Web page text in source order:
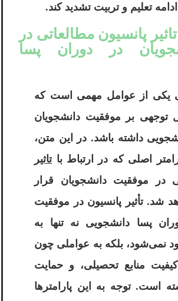
ادامه تعلیم و تربیت تشدید کند.
تاثیر پانسیون مطالعاتی در
در دوران پسا
یکی از عوامل مهمی است که
توجهی بر موفقیت دانشجویان
داشته باشد. در این متن،
اصلی که در ارتباط باتاثیر
در موفقیت دانشجویان قرار
شد. تأثیر پانسیون در موفقیت
پسا دانشجویی نه تنها به
نمی‌شود، بلکه به عواملی چون
کیفیت منابع تحصیلی، و حمایت
است. توجه به این پارامترها